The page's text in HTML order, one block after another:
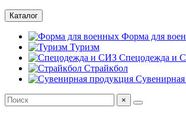
Каталог
Форма для
Туризм
Спецодежда и
Страйкбол
×